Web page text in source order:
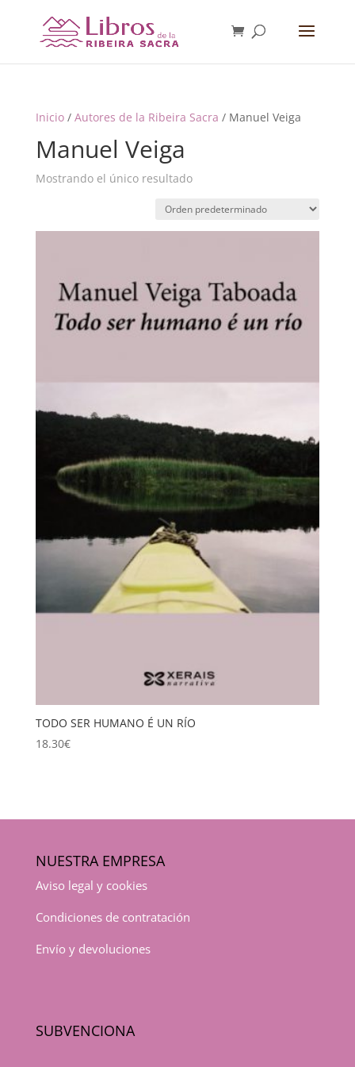
Inicio/ Autores de la Ribeira Sacra / Manuel Veiga
Manuel Veiga
Mostrando el único resultado
TODO SER HUMANO É UN RÍO
18.30€
NUESTRA EMPRESA
Aviso legal y cookies
Condiciones de contratación
Envío y devoluciones
SUBVENCIONA